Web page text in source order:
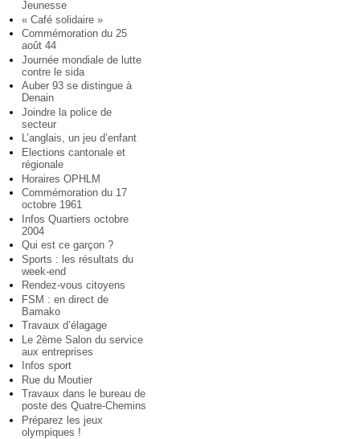
Jeunesse
« Café solidaire »
Commémoration du 25
août 44
Journée mondiale de lutte
contre le sida
Auber 93 se distingue à
Denain
Joindre la police de
secteur
L’anglais, un jeu d’enfant
Elections cantonale et
régionale
Horaires OPHLM
Commémoration du 17
octobre 1961
Infos Quartiers octobre
2004
Qui est ce garçon ?
Sports : les résultats du
week-end
Rendez-vous citoyens
FSM : en direct de
Bamako
Travaux d’élagage
Le 2ème Salon du service
aux entreprises
Infos sport
Rue du Moutier
Travaux dans le bureau de
poste des Quatre-Chemins
Préparez les jeux
olympiques !